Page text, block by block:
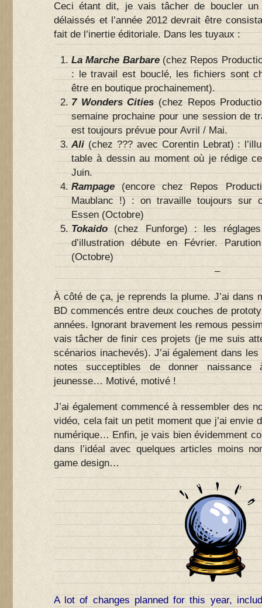
Ceci étant dit, je vais tâcher de boucler un
délaissés et l’année 2012 devrait être
fait de l’inertie éditoriale. Dans les tuyaux :
La Marche Barbare(chez Repos
: le travail est bouclé, les fichiers sont
être en boutique prochainement).
7 Wonders Cities(chez Repos
semaine prochaine pour une session de
est toujours prévue pour Avril / Mai.
Ali (chez ??? avec Corentin Lebrat) :
table à dessin au moment où je rédige
Juin.
Rampage(encore chez Repos
Maublanc !) : on travaille toujours sur
Essen (Octobre)
Tokaido(chez Funforge) : les
d’illustration débute en Février.
(Octobre)
–
À côté de ça, je reprends la plume. J’ai dans
BD commencés entre deux couches de
années. Ignorant bravement les remous
vais tâcher de finir ces projets (je me suis
scénarios inachevés). J’ai également dans
notes succeptibles de donner
jeunesse… Motivé, motivé !
J’ai également commencé à ressembler des
vidéo, cela fait un petit moment que j’ai envie
numérique… Enfin, je vais bien évidemment
dans l’idéal avec quelques articles moins
game design…
A lot of changes planned for this year,